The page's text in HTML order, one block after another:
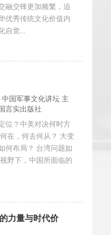
融交锋更加频繁，迫
优秀传统文化价值内
自觉...
国军事文化讲坛 主
言实出版社
位？中美对决何时方
在，何去何从？ 大变
何布局？ 台湾问题如
野下，中国所面临的
力量与时代价